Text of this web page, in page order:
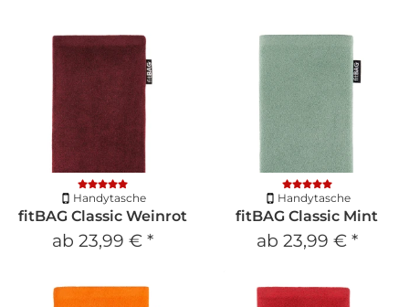
Handytasche
fitBAG Classic Weinrot
ab 23,99 € *
Handytasche
fitBAG Classic Mint
ab 23,99 € *